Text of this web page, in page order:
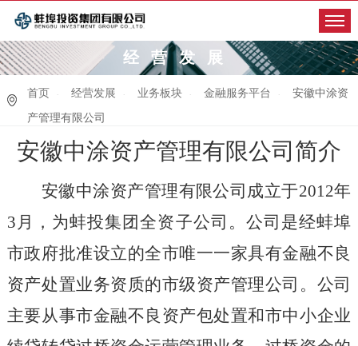
经营发展
首页 经营发展 业务板块 金融服务平台 安徽中涂资
产管理有限公司
安徽中涂资产管理有限公司简介
安徽中涂资产管理有限公司成立于2012年
3 月，为蚌投集团全资子公司。公司是经蚌埠
市政府批准设立的全市唯一一家具有金融不良
资产处置业务资质的市级资产管理公司。公司
主要从事市金融不良资产包处置和市中小企业